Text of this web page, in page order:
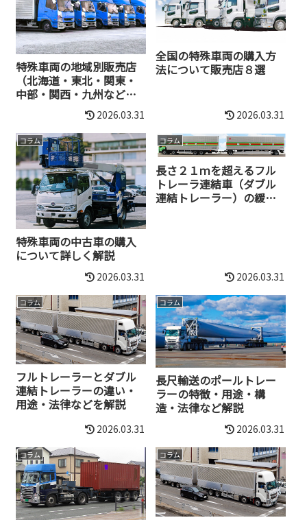
特殊車両の地域別販売店
（北海道・東北・関東・
中部・関西・九州など）
2026.03.31
全国の特殊車両の購入方
法について販売店８選
2026.03.31
コラム
特殊車両の中古車の購入
について詳しく解説
2026.03.31
コラム
長さ２１ｍを超えるフル
トレーラ連結車（ダブル
連結トレーラー）の緩和
2026.03.31
コラム
フルトレーラーとダブル
連結トレーラーの違い・
用途・法律などを解説
2026.03.31
コラム
長尺輸送のポールトレー
ラーの特徴・用途・構
造・法律など解説
2026.03.31
コラム コラム